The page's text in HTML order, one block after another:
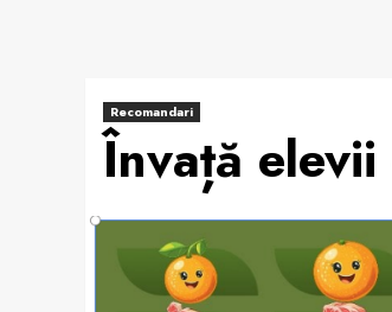
Recomandari
Învață